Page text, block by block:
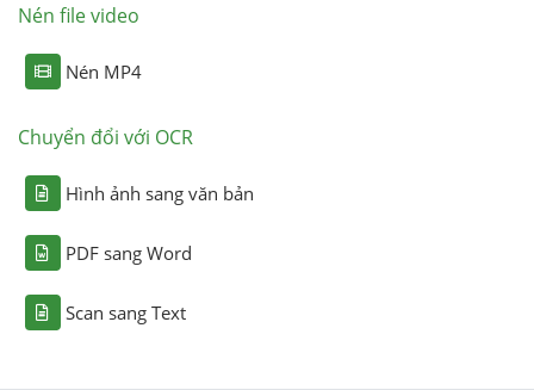
Nén file video
Nén MP4
Chuyển đổi với OCR
Hình ảnh sang văn bản
PDF sang Word
Scan sang Text